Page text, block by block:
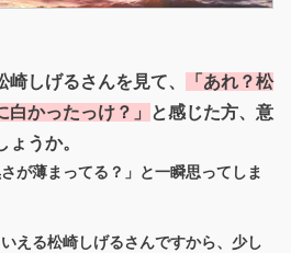
しげるさんを見て、
「あれ？松
かったっけ？」
と感じた方、意
うか。
が薄まってる？」と一瞬思ってしま
える松崎しげるさんですから、少し